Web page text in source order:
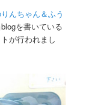
んちゃん＆ふう
を書いている
が行われまし